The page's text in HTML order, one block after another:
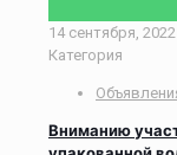
14 сентября, 2022
Категория
Вниманию